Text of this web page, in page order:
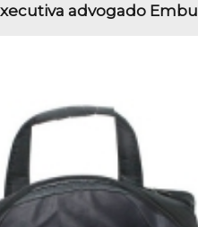
advogado Embu